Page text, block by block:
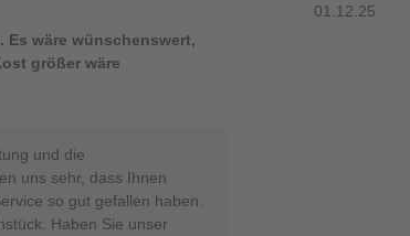
Es wäre wünschenswert,
größer wäre
und die
uns sehr, dass Ihnen
so gut gefallen haben.
Haben Sie unser
01.12.25